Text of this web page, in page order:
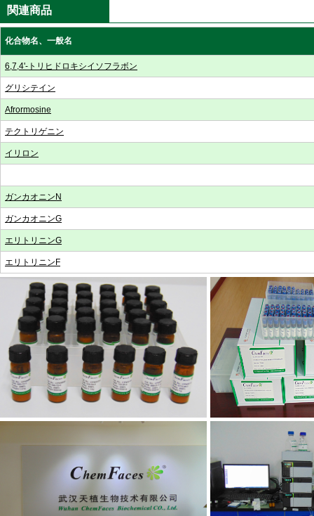
関連商品
化合物名、一般名
6,7,4'-トリヒドロキシイソフラボン
グリシテイン
Afrormosine
テクトリゲニン
イリロン
ガンカオニンN
ガンカオニンG
エリトリニンG
エリトリニンF